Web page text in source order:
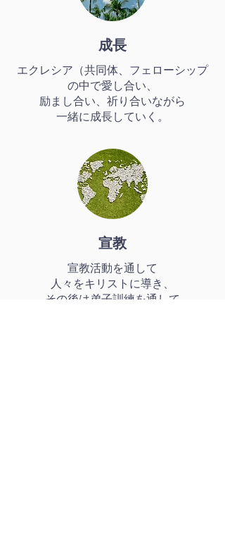
成長
エクレシア（共同体、フェローシップ
の中で愛し合い、
励まし合い、祈り合いながら
一緒に成長していく。
宣教
宣教活動を通して
人々をキリストに導き、
その後は弟子訓練を通して